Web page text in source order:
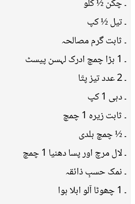
۔ چکن ½ کلو
۔ تیل ½ کپ
۔ ثابت گرم مصالحہ
۔ 1 بڑا چمچ ادرک لہسن پیسٹ
۔ 2 عدد تیز پتّا
۔ دہی 1 کپ
۔ ثابت زیرہ 1 چمچ
۔ ½ چمچ ہلدی
۔ لال مرچ اور پسا دھنیا 1 چمچ
۔ نمک حسبِ ذائقہ
۔ 1 چھوٹا آلو ابلا ہوا